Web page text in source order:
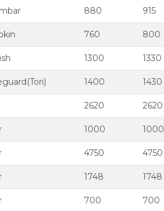
880 915
760 800
1300 1330
1400 1430
2620 2620
1000 1000
4750 4750
1748 1748
700 700